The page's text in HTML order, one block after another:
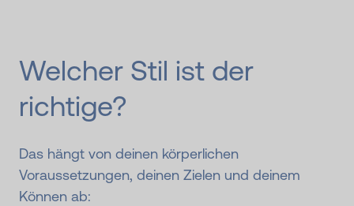
Welcher Stil ist der
richtige?
Das hängt von deinen körperlichen
Voraussetzungen, deinen Zielen und deinem
Können ab: